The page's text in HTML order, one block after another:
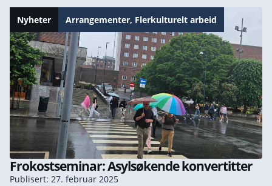
Nyheter Arrangementer, Flerkulturelt arbeid
Frokostseminar: Asylsøkende konvertitter
Publisert: 27. februar 2025